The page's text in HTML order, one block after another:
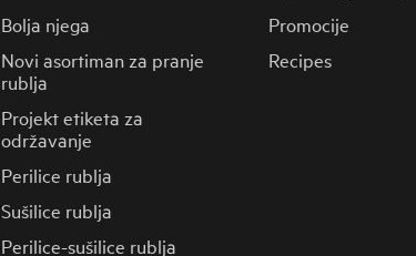
Bolja njega
Novi asortiman za pranje
rublja
Projekt etiketa za
održavanje
Perilice rublja
Sušilice rublja
Perilice-sušilice rublja
Promocije
Recipes